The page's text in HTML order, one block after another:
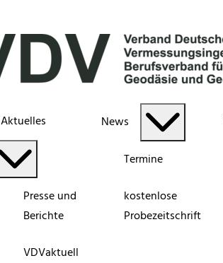
Aktuelles
Presse und
Berichte
VDVaktuell
News
Termine
kostenlose
Probezeitschrift